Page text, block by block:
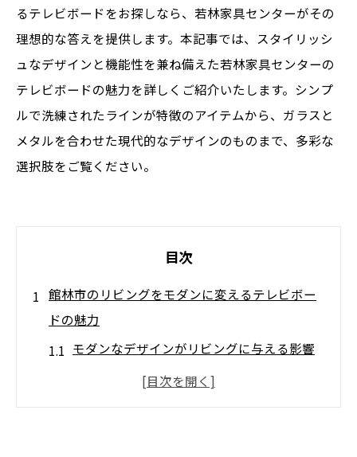
るテレビボードをお探しなら、若林家具センターがその
理想的な答えを提供します。本記事では、スタイリッシ
ュなデザインと機能性を兼ね備えた若林家具センターの
テレビボードの魅力を詳しくご紹介いたします。シンプ
ルで洗練されたラインが特徴のアイテムから、ガラスと
メタルを合わせた現代的なデザインのものまで、多彩な
選択肢をご覧ください。
目次
館林市のリビングをモダンに変えるテレビボー
ドの魅力
モダンなデザインがリビングに与える影響
テレビボードの選び方で変わる空間の印象